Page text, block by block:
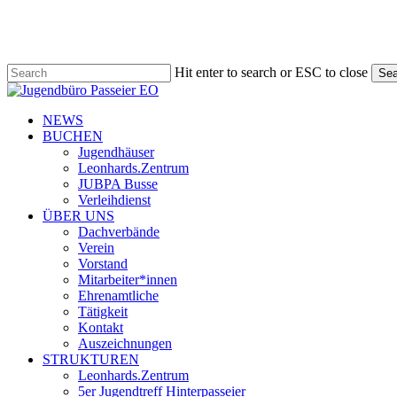
content
Hit enter to search or ESC to close
Close
search
Menu
NEWS
BUCHEN
Jugendhäuser
Leonhards.Zentrum
JUBPA Busse
Verleihdienst
ÜBER UNS
Dachverbände
Verein
Vorstand
Mitarbeiter*innen
Ehrenamtliche
Tätigkeit
Kontakt
Auszeichnungen
STRUKTUREN
Leonhards.Zentrum
5er Jugendtreff Hinterpasseier